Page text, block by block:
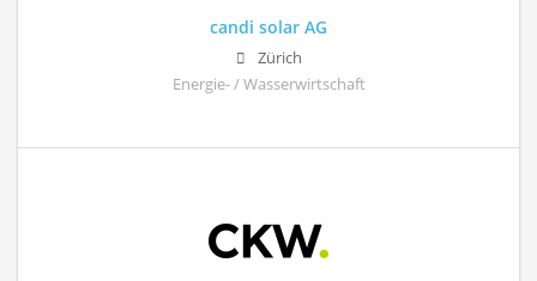
candi solar AG
Zürich
Energie- / Wasserwirtschaft